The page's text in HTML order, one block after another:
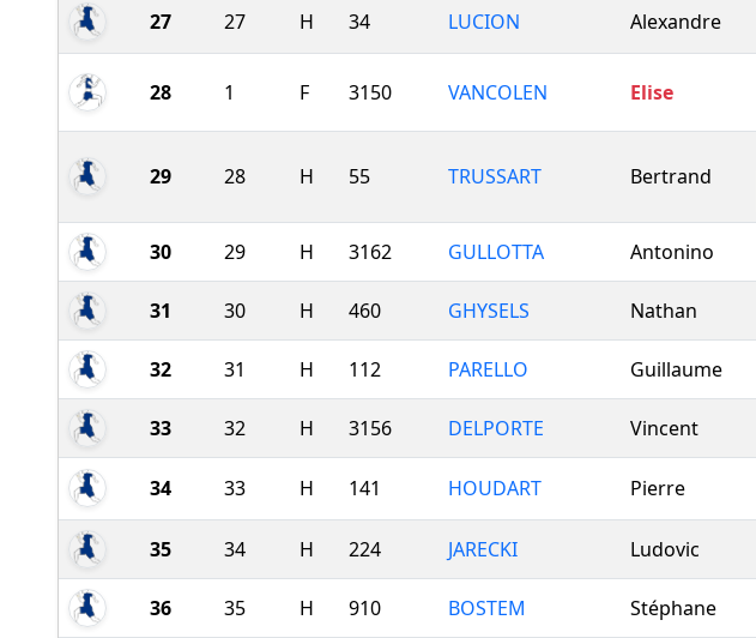
27 27 H 34 LUCION Alexandre
28 1 F 3150 VANCOLEN Elise
29 28 H 55 TRUSSART Bertrand
30 29 H 3162 GULLOTTA Antonino
31 30 H 460 GHYSELS Nathan
32 31 H 112 PARELLO Guillaume
33 32 H 3156 DELPORTE Vincent
34 33 H 141 HOUDART Pierre
35 34 H 224 JARECKI Ludovic
36 35 H 910 BOSTEM Stéphane